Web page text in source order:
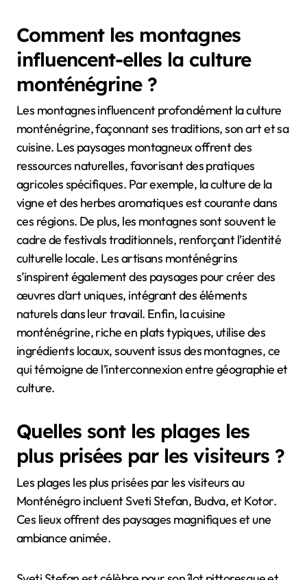
Comment les montagnes
influencent-elles la culture
monténégrine ?
Les montagnes influencent profondément la culture
monténégrine, façonnant ses traditions, son art et sa
cuisine. Les paysages montagneux offrent des
ressources naturelles, favorisant des pratiques
agricoles spécifiques. Par exemple, la culture de la
vigne et des herbes aromatiques est courante dans
ces régions. De plus, les montagnes sont souvent le
cadre de festivals traditionnels, renforçant l’identité
culturelle locale. Les artisans monténégrins
s’inspirent également des paysages pour créer des
œuvres d’art uniques, intégrant des éléments
naturels dans leur travail. Enfin, la cuisine
monténégrine, riche en plats typiques, utilise des
ingrédients locaux, souvent issus des montagnes, ce
qui témoigne de l’interconnexion entre géographie et
culture.
Quelles sont les plages les
plus prisées par les visiteurs ?
Les plages les plus prisées par les visiteurs au
Monténégro incluent Sveti Stefan, Budva, et Kotor.
Ces lieux offrent des paysages magnifiques et une
ambiance animée.